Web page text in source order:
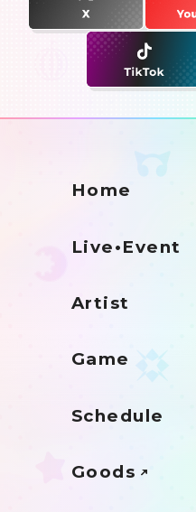
Home
Live•Event
Artist
Game
Schedule
Goods